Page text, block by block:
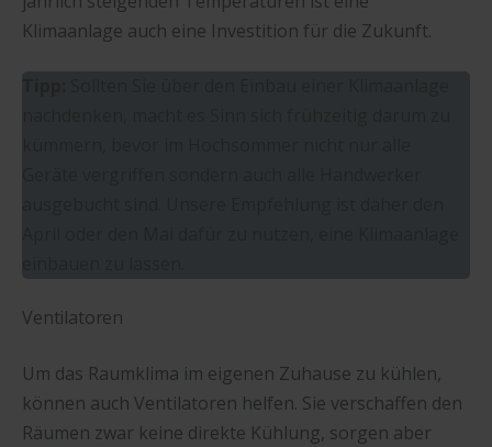
Klimaanlage auch eine Investition für die Zukunft.
Ventilatoren
Um das Raumklima im eigenen Zuhause zu kühlen,
können auch Ventilatoren helfen. Sie verschaffen den
Räumen zwar keine direkte Kühlung, sorgen aber